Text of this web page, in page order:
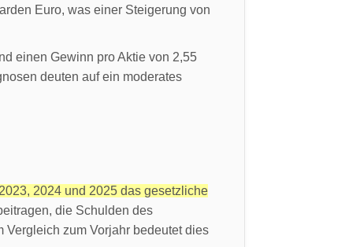
Euro, was einer Steigerung von
einen Gewinn pro Aktie von 2,55
deuten auf ein moderates
2024 und 2025 das gesetzliche
die Schulden des
zum Vorjahr bedeutet dies